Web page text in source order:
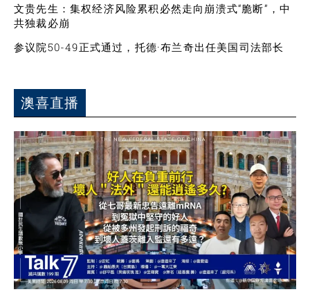
文贵先生：集权经济风险累积必然走向崩溃式“脆断”，中
共独裁必崩
参议院50-49正式通过，托德·布兰奇出任美国司法部长
澳喜直播